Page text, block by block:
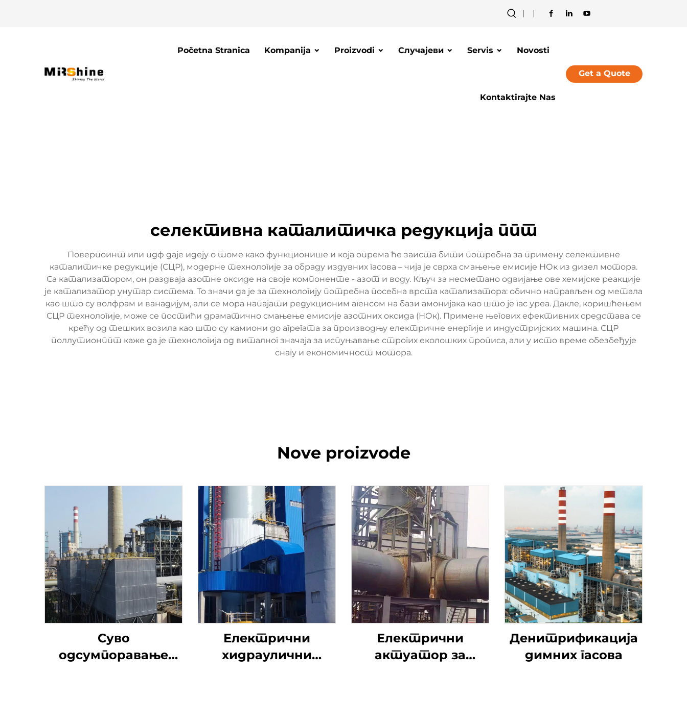
Početna Stranica Kompanija Proizvodi Случајеви Servis Novosti
Kontaktirajte Nas
Get a Quote
селективна каталитичка редукција ппт
Поверпоинт или пдф даје идеју о томе како функционише и која опрема ће заиста бити потребна за примену селективне
каталитичке редукције (СЦР), модерне технологије за обраду издувних гасова – чија је сврха смањење емисије НОк из дизел мотора.
Са катализатором, он раздваја азотне оксиде на своје компоненте - азот и воду. Кључ за несметано одвијање ове хемијске реакције
је катализатор унутар система. То значи да је за технологију потребна посебна врста катализатора: обично направљен од метала
као што су волфрам и ванадијум, али се мора напајати редукционим агенсом на бази амонијака као што је гас уреа. Дакле, коришћењем
СЦР технологије, може се постићи драматично смањење емисије азотних оксида (НОк). Примене његових ефективних средстава се
крећу од тешких возила као што су камиони до агрегата за производњу електричне енергије и индустријских машина. СЦР
поллутионппт каже да је технологија од виталног значаја за испуњавање строгих еколошких прописа, али у исто време обезбеђује
снагу и економичност мотора.
Nove proizvode
Суво
одсумпоравање
Електрични
хидраулични
Електрични
актуатор за
Денитрификација
димних гасова